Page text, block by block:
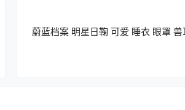
蔚蓝档案 明星日鞠 可爱 睡衣 眼罩